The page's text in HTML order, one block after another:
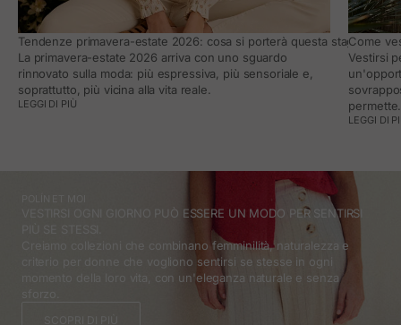
Tendenze primavera-estate 2026: cosa si porterà questa stagione e
La primavera-estate 2026 arriva con uno sguardo
rinnovato sulla moda: più espressiva, più sensoriale e,
soprattutto, più vicina alla vita reale.
LEGGI DI PIÙ
Come
Vestirsi
permette.
LEGGI DI
VESTIRSI OGNI GIORNO PUÒ ESSERE UN MODO PER SENTIRSI
Creiamo collezioni che combinano femminilità, naturalezza e
criterio per donne che vogliono sentirsi se stesse in ogni
momento della loro vita, con un'eleganza naturale e senza